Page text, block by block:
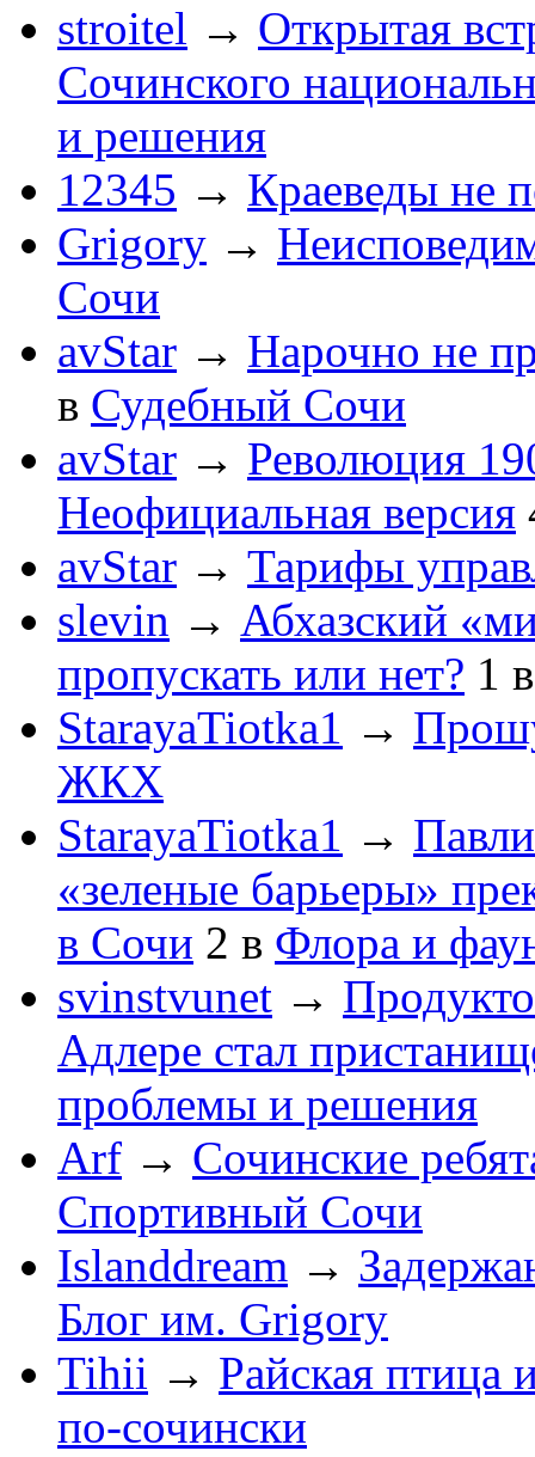
stroitel → Открытая
Сочинского
и решения
12345 → Краеведы не
Grigory →
Сочи
avStar → Нарочно не
в Судебный Сочи
avStar → Революция
Неофициальная версия
avStar → Тарифы
slevin → Абхазский
пропускать или нет? 1
StarayaTiotka1 →
ЖКХ
StarayaTiotka1 →
«зеленые барьеры»
в Сочи 2 в Флора и
svinstvunet →
Адлере стал
проблемы и решения
Arf → Сочинские
Спортивный Сочи
Islanddream →
Блог им. Grigory
Tihii → Райская птица
по-cочински